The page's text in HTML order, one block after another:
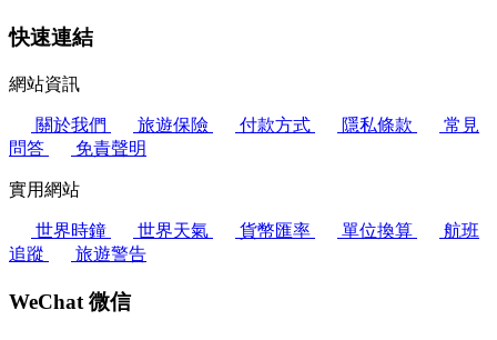
快速連結
網站資訊
關於我們 旅遊保險 付款方式 隱私條款
常見
問答
免責聲明
實用網站
世界時鐘 世界天氣 貨幣匯率 單位換算
航班
追蹤
旅遊警告
WeChat 微信